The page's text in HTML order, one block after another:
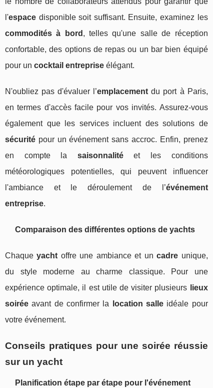
l'espace disponible soit suffisant. Ensuite, examinez les
commodités à bord , telles qu'une salle de réception
confortable, des options de repas ou un bar bien équipé
pour un cocktail entreprise élégant.
N'oubliez pas d'évaluer l’emplacement du port à Paris,
en termes d'accès facile pour vos invités. Assurez-vous
également que les services incluent des solutions de
sécurité pour un événement sans accroc. Enfin, prenez
en compte la saisonnalitéet les conditions
météorologiques potentielles, qui peuvent influencer
l'ambiance et le déroulement de l’événement
entreprise.
Comparaison des différentes options de yachts
Chaqueyacht offre une ambiance et uncadre unique,
du style moderne au charme classique. Pour une
expérience optimale, il est utile de visiter plusieurs
lieux
soirée avant de confirmer la location salleidéale pour
votre événement.
Conseils pratiques pour une soirée réussie
sur un yacht
Planification étape par étape pour l'événement